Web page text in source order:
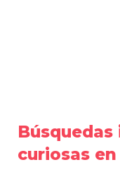
curiosas